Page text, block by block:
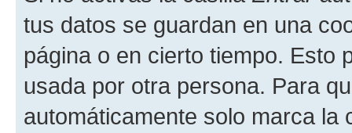
tus datos se guardan en una
página o en cierto tiempo. Esto
usada por otra persona. Para
automáticamente solo marca la